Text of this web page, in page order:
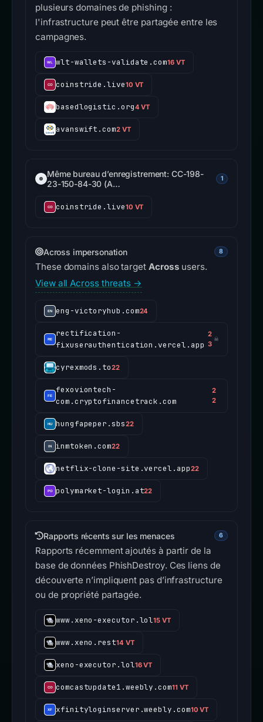
plusieurs domaines de phishing :
l'infrastructure peut être partagée entre les
campagnes.
wlt-wallets-validate.com16 VT
coinstride.live10 VT
basedlogistic.org4 VT
avanswift.com2 VT
Même bureau d’enregistrement: CC-198-
23-150-84-30 (A…
1
coinstride.live10 VT
Across impersonation 8
These domains also target Across users.
View all Across threats →
eng-victoryhub.com24
rectification-
fixuserauthentication.vercel.app
2
3
☠
cyrexmods.to22
fexoviontech-
com.cryptofinancetrack.com
2
2
hungfapeper.sbs22
inmtoken.com22
netflix-clone-site.vercel.app22
polymarket-login.at22
Rapports récents sur les menaces 6
Rapports récemment ajoutés à partir de la
base de données PhishDestroy. Ces liens de
découverte n’impliquent pas d’infrastructure
ou de propriété partagée.
www.xeno-executor.lol15 VT
www.xeno.rest14 VT
xeno-executor.lol16 VT
comcastupdate1.weebly.com11 VT
xfinityloginserver.weebly.com10 VT